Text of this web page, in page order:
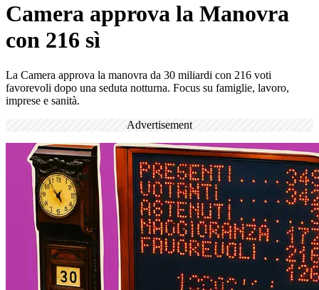
Camera approva la Manovra
con 216 sì
La Camera approva la manovra da 30 miliardi con 216 voti
favorevoli dopo una seduta notturna. Focus su famiglie, lavoro,
imprese e sanità.
Advertisement